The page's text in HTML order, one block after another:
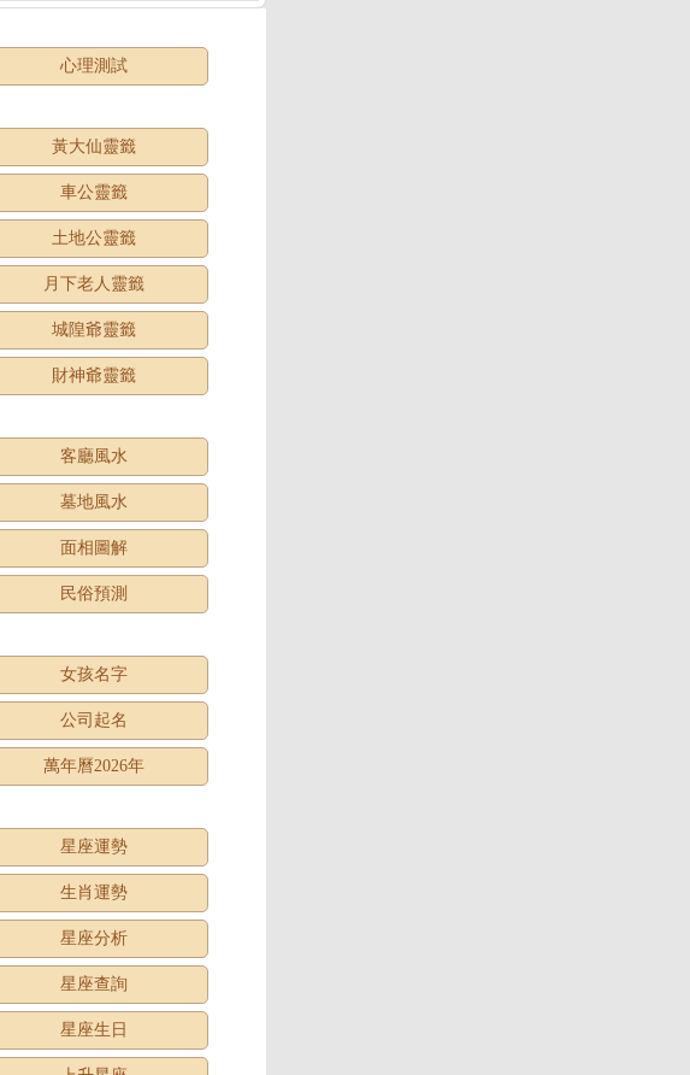
心理測試
黃大仙靈籤
車公靈籤
土地公靈籤
月下老人靈籤
城隍爺靈籤
財神爺靈籤
客廳風水
墓地風水
面相圖解
民俗預測
女孩名字
公司起名
萬年曆2026年
星座運勢
生肖運勢
星座分析
星座查詢
星座生日